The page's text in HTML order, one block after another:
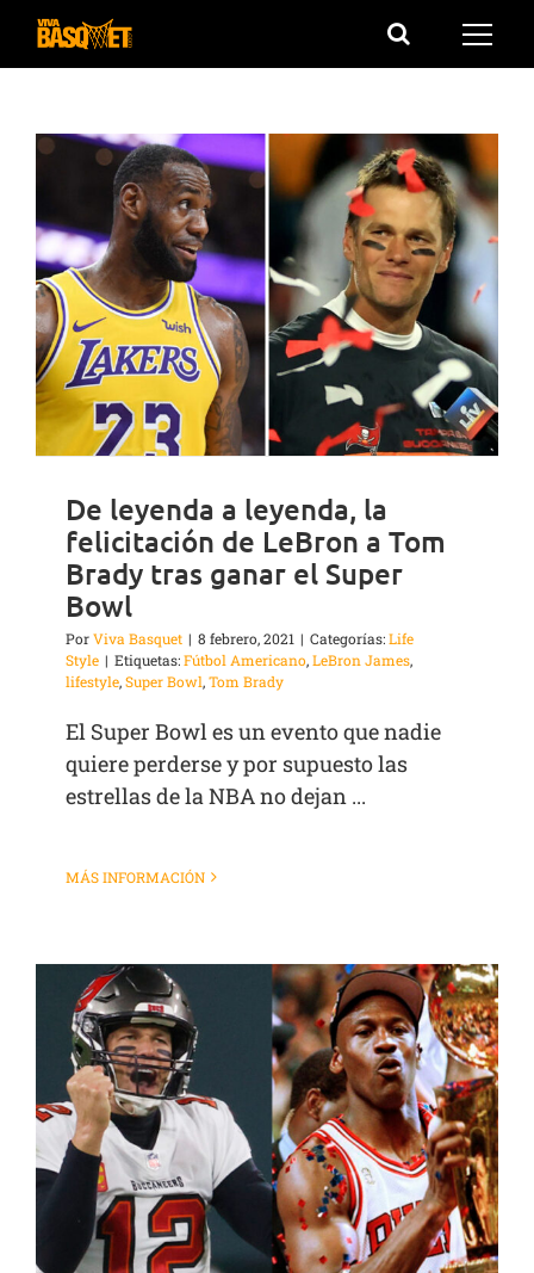
Saltar
De leyenda a leyenda, la
felicitación de LeBron a Tom
Brady tras ganar el Super
Bowl
PorViva Basquet | 8 febrero, 2021 | Categorías:Life
Style | Etiquetas:Fútbol Americano,LeBron James,
lifestyle,Super Bowl,Tom Brady
El Super Bowl es un evento que nadie
quiere perderse y por supuesto las
estrellas de la NBA no dejan ...
MÁS INFORMACIÓN